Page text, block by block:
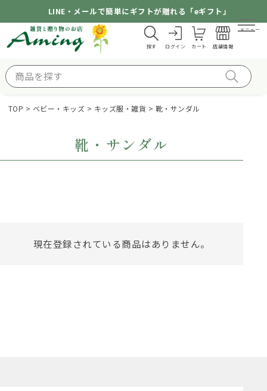
LINE・メールで簡単にギフトが贈れる「eギフト」
探す ログイン カート 店舗情報
メニュー
TOP ベビー・キッズ キッズ服・雑貨 靴・サンダル
靴・サンダル
現在登録されている商品はありません。